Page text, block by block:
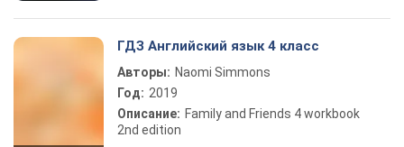
ГДЗ Английский язык 4 класс
Авторы: Naomi Simmons
Год: 2019
Описание: Family and Friends 4 workbook
2nd edition